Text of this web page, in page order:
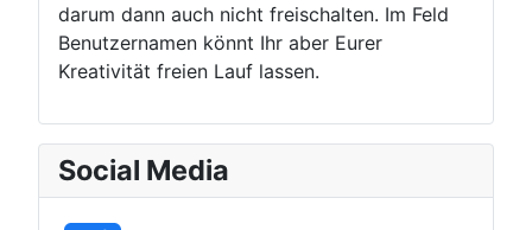
darum dann auch nicht freischalten. Im Feld
Benutzernamen könnt Ihr aber Eurer
Kreativität freien Lauf lassen.
Social Media